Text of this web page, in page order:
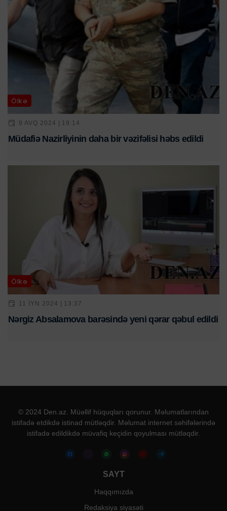
Ölkə
9 AVQ 2024 | 19:14
Müdafiə Nazirliyinin daha bir vəzifəlisi həbs edildi
Ölkə
11 IYN 2024 | 13:37
Nərgiz Absalamova barəsində yeni qərar qəbul edildi
© 2024 Den.az. Müəllif hüquqları qorunur. Məlumatlarından
istifadə etdikdə istinad mütləqdir. Məlumat internet səhifələrində
istifadə edildikdə müvafiq keçidin qoyulması mütləqdir.
SAYT
Haqqımızda
Redaksiya siyasəti